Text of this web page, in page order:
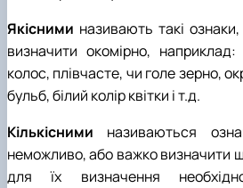
Якісними називають такі
визначити окомірно,
колос, плівчасте, чи голе зерно,
бульб, білий колір квітки і т.д.
Кількісними називаються
неможливо, або важко визначити
для їх визначення